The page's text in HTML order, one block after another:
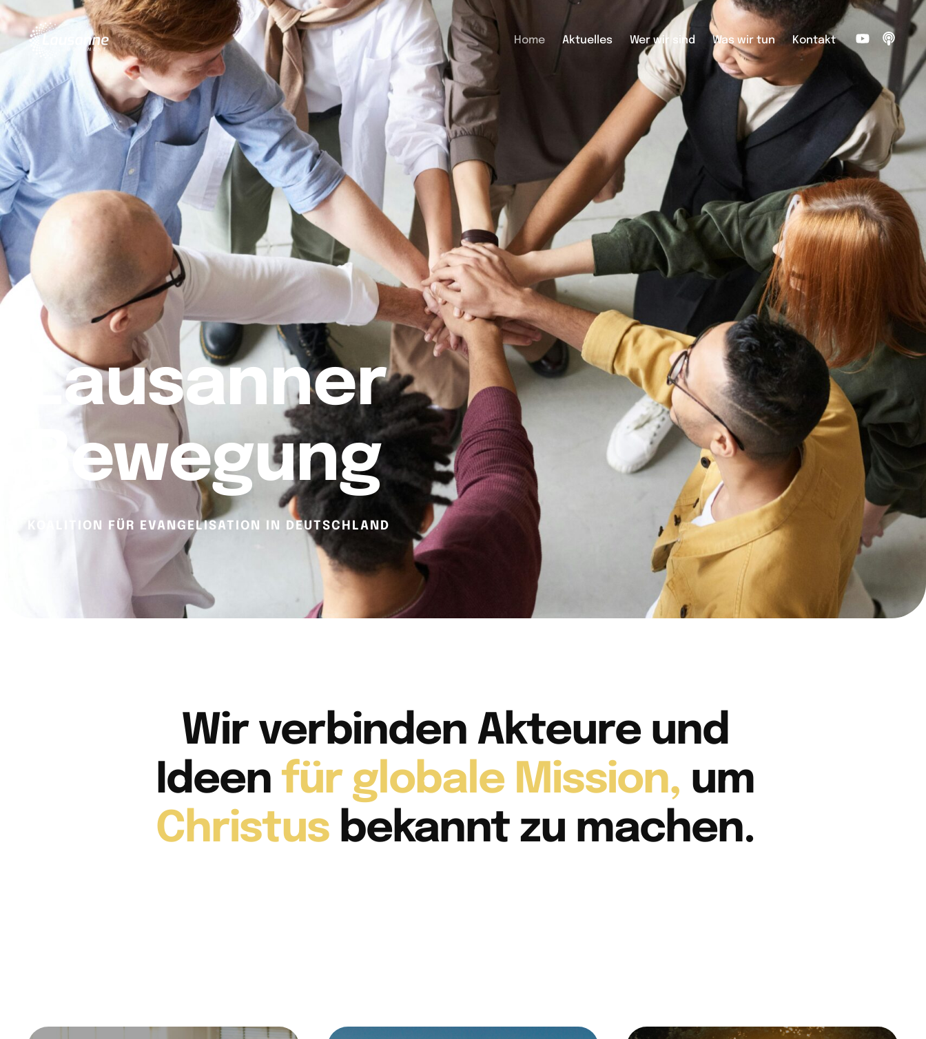
Home Aktuelles Wer wir sind Was wir tun Kontakt
Lausanner
Bewegung
KOALITION FÜR EVANGELISATION IN DEUTSCHLAND
Wir verbinden Akteure und
Ideen für globale Mission, um
Christus bekannt zu machen.